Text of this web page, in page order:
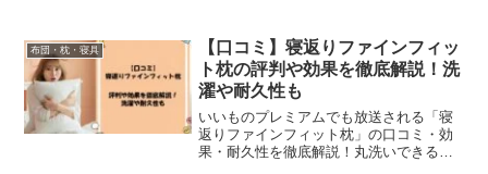
前に知っておきたい注意点もブログで紹
介。テレビを見て興味があるという方も
必見です。
布団・枕・寝具
【口コミ】寝返りファインフィッ
ト枕の評判や効果を徹底解説！洗
濯や耐久性も
いいものプレミアムでも放送される「寝
返りファインフィット枕」の口コミ・効
果・耐久性を徹底解説！丸洗いできる清